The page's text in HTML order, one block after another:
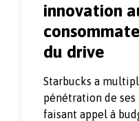
innovation
du drive
Starbucks a
pénétration de
faisant appel à